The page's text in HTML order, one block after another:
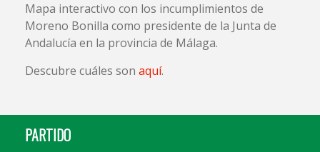
Mapa interactivo con los incumplimientos de
Moreno Bonilla como presidente de la Junta de
Andalucía en la provincia de Málaga.
Descubre cuáles son aquí.
PARTIDO